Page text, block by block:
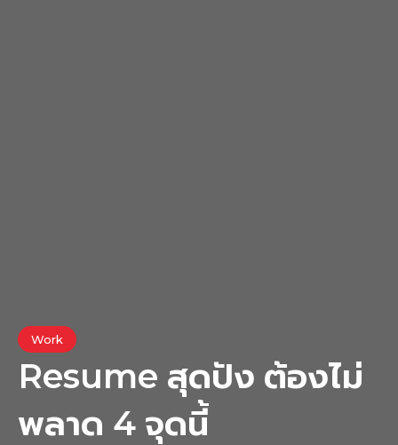
Work
Resume สุดปัง ต้องไม่
พลาด 4 จุดนี้